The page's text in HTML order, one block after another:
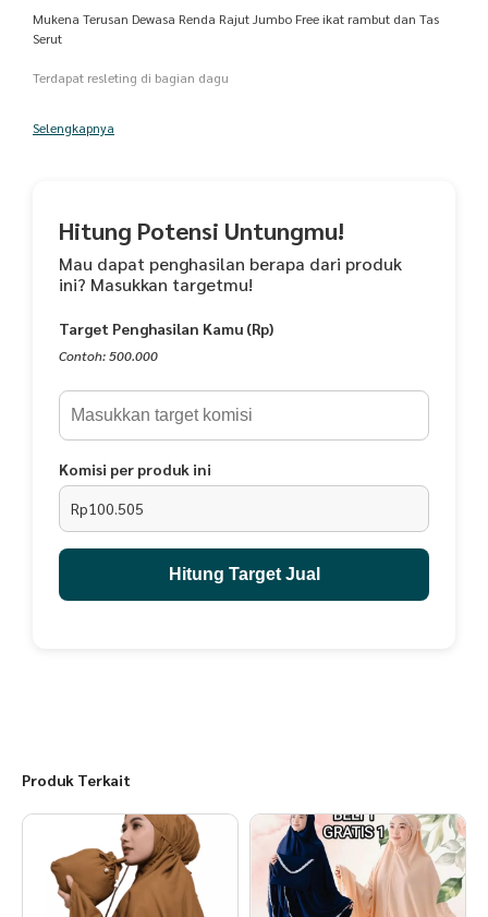
Mukena Terusan Dewasa Renda Rajut Jumbo Free ikat rambut dan Tas
Serut
Terdapat resleting di bagian dagu
Berwarna pastel dan Renda Import yang cantik, ada karet jari ditangan
Cocok di Gunakan untuk sholat di rumah, traveling atau di kantor.
Pengiriman:
Dikirim dihari yang sama selama ada stok.
Spesifikasi Mukena Terusan Amera Renda Jumbo Muat BB 95 Kg
Bahan : Katun mikro premium Grade A
Sebelum dikirim produk dicek kualitasnya,
Perbedaan Warna "sedikit" mungkin terjadi akibat Pencahayaan Saat
Pengambilan Gambar
Selengkapnya
Hitung Potensi Untungmu!
Mau dapat penghasilan berapa dari produk
ini? Masukkan targetmu!
Target Penghasilan Kamu (Rp)
Contoh: 500.000
Komisi per produk ini
Rp100.505
Hitung Target Jual
Produk Terkait